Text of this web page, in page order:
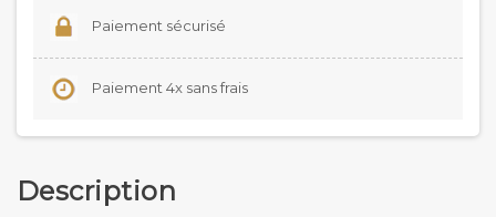
Paiement sécurisé
Paiement 4x sans frais
Description